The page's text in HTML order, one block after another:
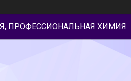
ПРОФЕССИОНАЛЬНАЯ ХИМИЯ